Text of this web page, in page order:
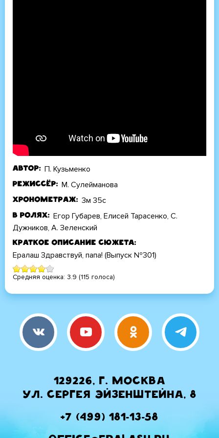
Автор П. Кузьменко
Режиссёр М. Сулейманова
Хронометраж 3м 35с
В ролях
Егор Губарев, Елисей Тарасенко, С.
Дужников, А. Зеленский
Краткое описание сюжета
Ералаш Здравствуй, папа! (Выпуск №301)
Средняя оценка: 3.9 (115 голоса)
129226, г. Москва
ул. Сергея Эйзенштейна, 8
+7 (499) 181-13-58